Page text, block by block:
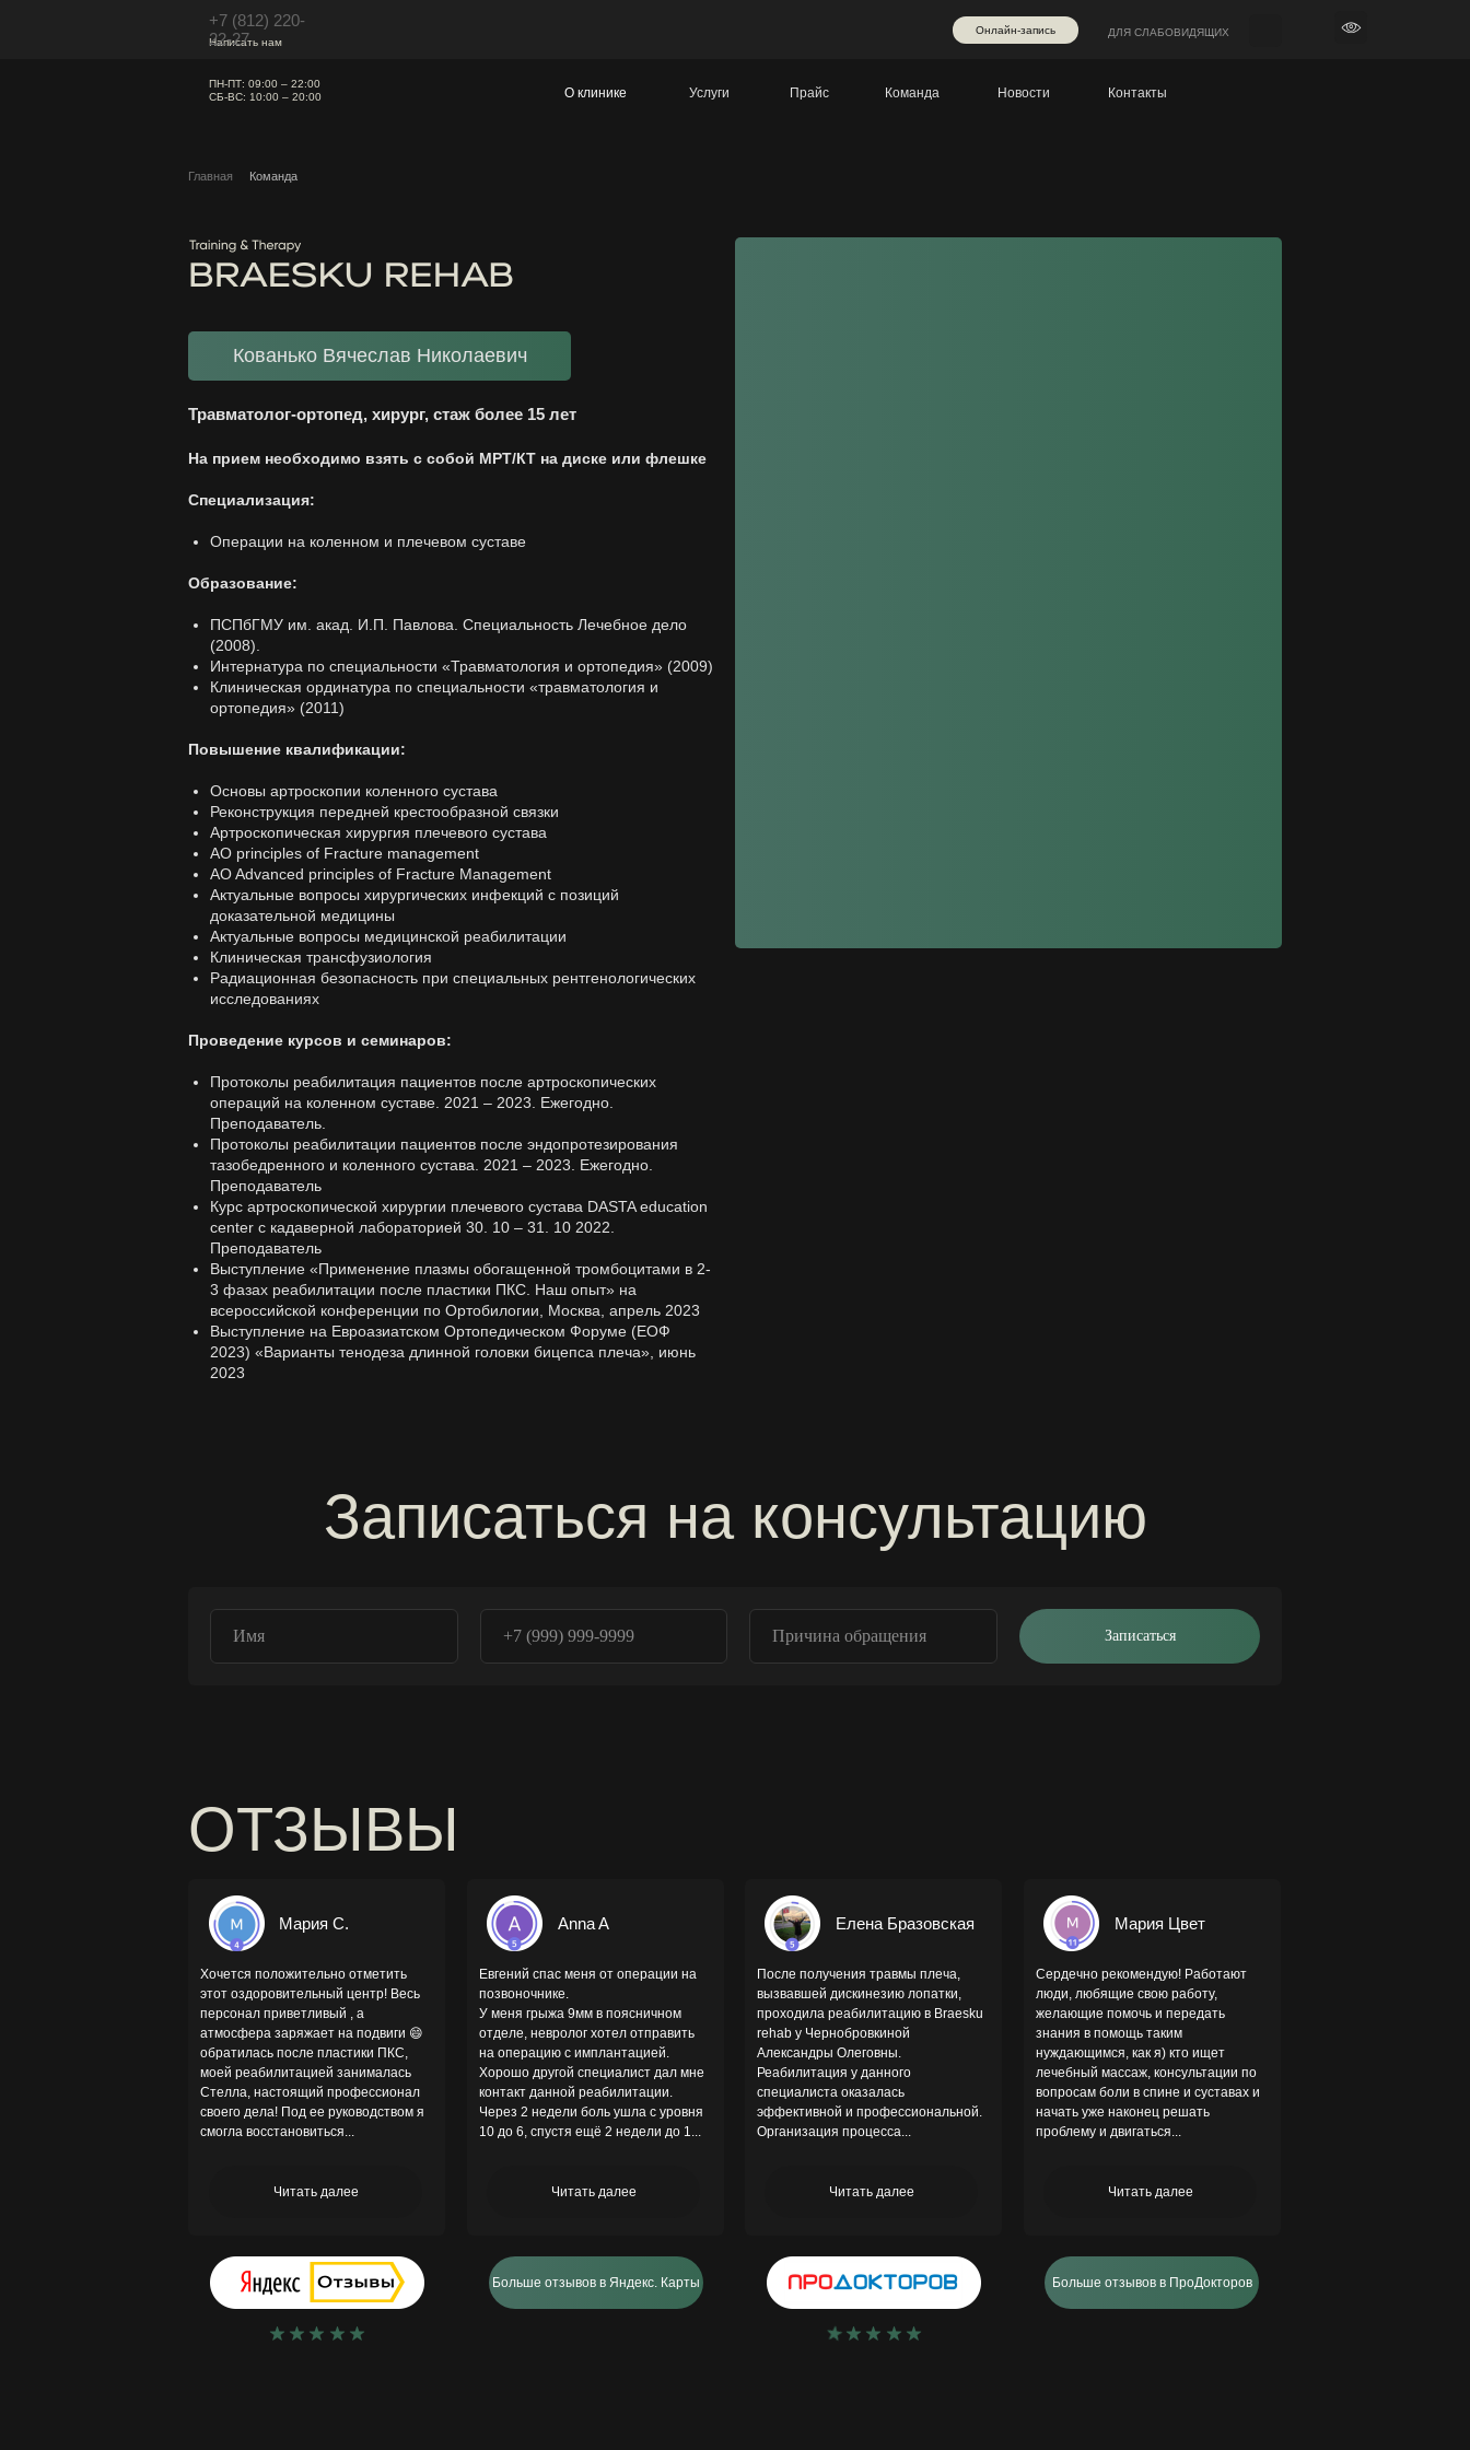
Контакты
Новости
Команда
Прайс
Услуги
О клинике
ПН-ПТ: 09:00 – 22:00
СБ-ВС: 10:00 – 20:00
ДЛЯ СЛАБОВИДЯЩИХ
Онлайн-запись
Написать нам
+7 (812) 220-
22-27
На прием необходимо взять с собой МРТ/КТ на диске или флешке
Специализация:
Операции на коленном и плечевом суставе
Образование:
ПСПбГМУ им. акад. И.П. Павлова. Специальность Лечебное дело
(2008).
Интернатура по специальности «Травматология и ортопедия» (2009)
Клиническая ординатура по специальности «травматология и
ортопедия» (2011)
Повышение квалификации:
Основы артроскопии коленного сустава
Реконструкция передней крестообразной связки
Артроскопическая хирургия плечевого сустава
AO principles of Fracture management
AO Advanced principles of Fracture Management
Актуальные вопросы хирургических инфекций с позиций
доказательной медицины
Актуальные вопросы медицинской реабилитации
Клиническая трансфузиология
Радиационная безопасность при специальных рентгенологических
исследованиях
Проведение курсов и семинаров:
Протоколы реабилитация пациентов после артроскопических
операций на коленном суставе. 2021 – 2023. Ежегодно.
Преподаватель.
Протоколы реабилитации пациентов после эндопротезирования
тазобедренного и коленного сустава. 2021 – 2023. Ежегодно.
Преподаватель
Курс артроскопической хирургии плечевого сустава DASTA education
center с кадаверной лабораторией 30. 10 – 31. 10 2022.
Преподаватель
Выступление «Применение плазмы обогащенной тромбоцитами в 2-
3 фазах реабилитации после пластики ПКС. Наш опыт» на
всероссийской конференции по Ортобилогии, Москва, апрель 2023
Выступление на Евроазиатском Ортопедическом Форуме (ЕОФ
2023) «Варианты тенодеза длинной головки бицепса плеча», июнь
2023
Травматолог-ортопед, хирург, стаж более 15 лет
Кованько Вячеслав Николаевич
Команда
Главная
Записаться
Записаться на консультацию
Больше отзывов в ПроДокторов
Читать далее
Сердечно рекомендую! Работают
люди, любящие свою работу,
желающие помочь и передать
знания в помощь таким
нуждающимся, как я) кто ищет
лечебный массаж, консультации по
вопросам боли в спине и суставах и
начать уже наконец решать
проблему и двигаться...
Мария Цвет
Больше отзывов в Яндекс. Карты
Читать далее
После получения травмы плеча,
вызвавшей дискинезию лопатки,
проходила реабилитацию в Braesku
rehab у Чернобровкиной
Александры Олеговны.
Реабилитация у данного
специалиста оказалась
эффективной и профессиональной.
Организация процесса...
Елена Бразовская
Читать далее
Евгений спас меня от операции на
позвоночнике.
У меня грыжа 9мм в поясничном
отделе, невролог хотел отправить
на операцию с имплантацией.
Хорошо другой специалист дал мне
контакт данной реабилитации.
Через 2 недели боль ушла с уровня
10 до 6, спустя ещё 2 недели до 1...
Anna A
ОТЗЫВЫ
Читать далее
Хочется положительно отметить
этот оздоровительный центр! Весь
персонал приветливый , а
атмосфера заряжает на подвиги 😄
обратилась после пластики ПКС,
моей реабилитацией занималась
Стелла, настоящий профессионал
своего дела! Под ее руководством я
смогла восстановиться...
Мария С.